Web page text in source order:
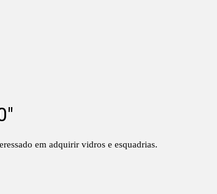
em adquirir vidros e esquadrias.